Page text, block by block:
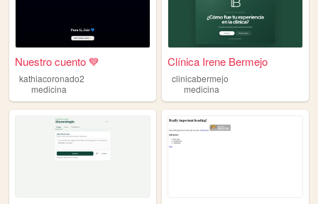
Nuestro cuento 💙
kathiacoronado2
medicina
Clínica Irene Bermejo
clinicabermejo
medicina